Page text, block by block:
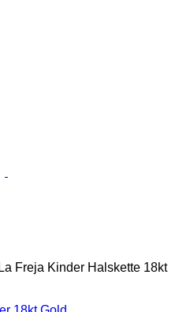
La Freja Kinder Halskette 18kt